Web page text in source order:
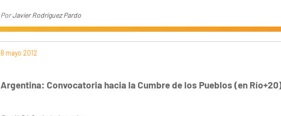
PorJavier Rodríguez Pardo
8 mayo 2012
Argentina: Convocatoria hacia la Cumbre de los Pueblos (en